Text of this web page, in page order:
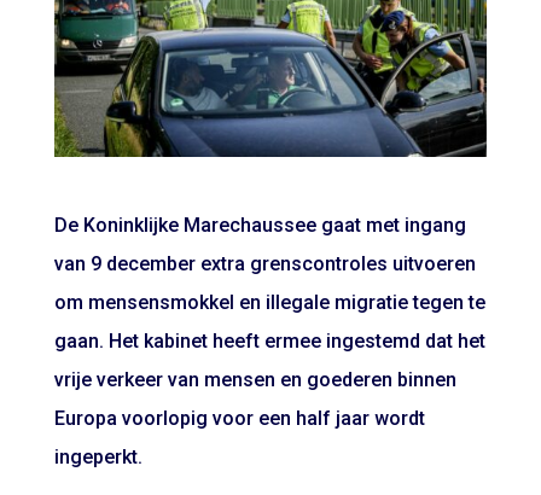
De Koninklijke Marechaussee gaat met ingang
van 9 december extra grenscontroles uitvoeren
om mensensmokkel en illegale migratie tegen te
gaan. Het kabinet heeft ermee ingestemd dat het
vrije verkeer van mensen en goederen binnen
Europa voorlopig voor een half jaar wordt
ingeperkt.